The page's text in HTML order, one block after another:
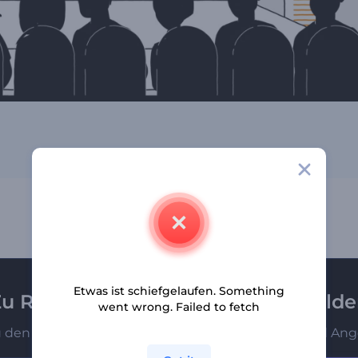
Renderforest-Newsletter
den Ersten, die unsere neuesten Nachrichten und
Etwas ist schiefgelaufen. Something
went wrong. Failed to fetch